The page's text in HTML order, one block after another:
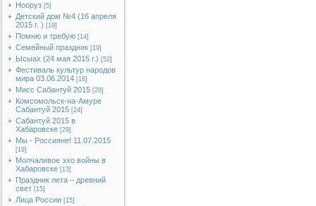
Нооруз [5]
Детский дом №4 (16 апреля
2015 г. ) [19]
Помню и требую [14]
Семейный праздник [19]
Ысыах (24 мая 2015 г.) [52]
Фестиваль культур народов
мира 03.06.2014 [18]
Мисс Сабантуй 2015 [28]
Комсомольск-на-Амуре
Сабантуй 2015 [24]
Сабантуй 2015 в
Хабаровске [29]
Мы - Россияне! 11.07.2015
[19]
Молчаливое эхо войны в
Хабаровске [13]
Праздник лета – древний
свет [15]
Лица России [15]